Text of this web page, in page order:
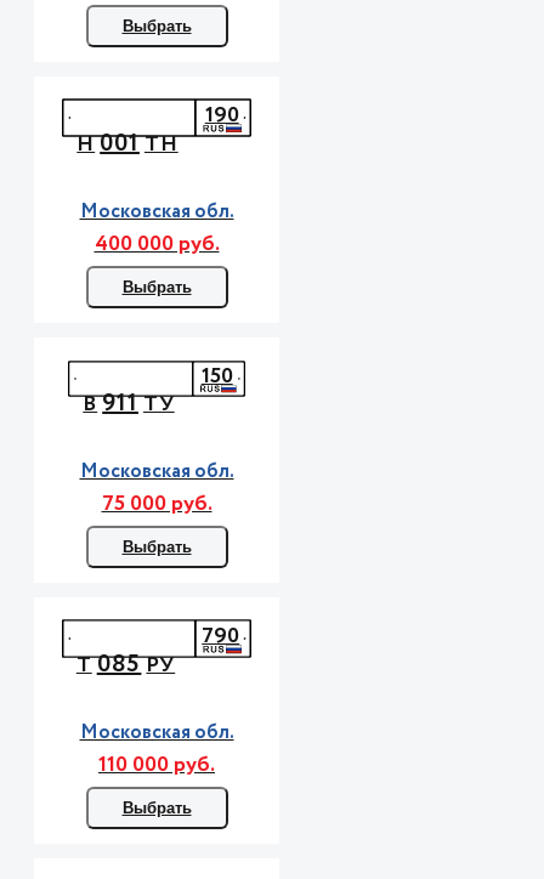
Выбрать
Н001ТН
190
Московская обл.
400 000 руб.
Выбрать
В911ТУ
150
Московская обл.
75 000 руб.
Выбрать
Т085РУ
790
Московская обл.
110 000 руб.
Выбрать